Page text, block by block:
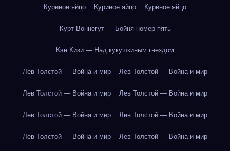
Куриное яйцо Куриное яйцо Куриное яйцо
Курт Воннегут — Бойня номер пять
Кэн Кизи — Над кукушкиным гнездом
Лев Толстой — Война и мир Лев Толстой — Война и мир
Лев Толстой — Война и мир Лев Толстой — Война и мир
Лев Толстой — Война и мир Лев Толстой — Война и мир
Лев Толстой — Война и мир Лев Толстой — Война и мир